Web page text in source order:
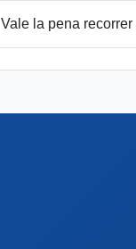
Vale la pena